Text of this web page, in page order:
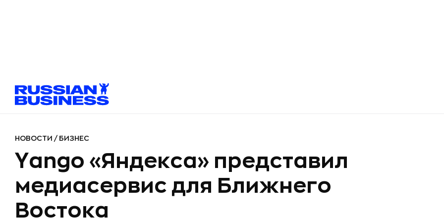
НОВОСТИ / БИЗНЕС
Yango «Яндекса» представил
медиасервис для Ближнего
Востока